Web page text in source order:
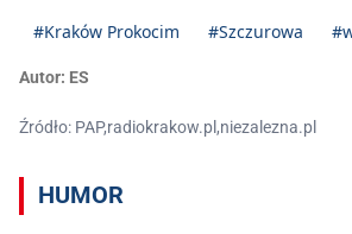
#Kraków Prokocim #Szczurowa
Autor: ES
Źródło: PAP,radiokrakow.pl,niezalezna.pl
HUMOR